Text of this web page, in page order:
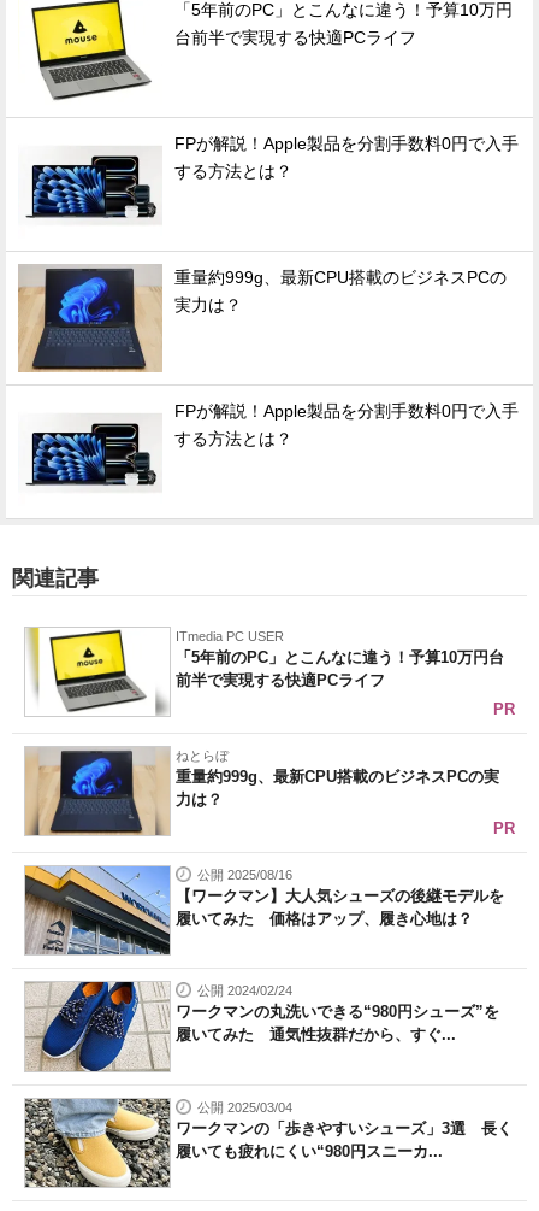
「5年前のPC」とこんなに違う！予算10万円
台前半で実現する快適PCライフ
FPが解説！Apple製品を分割手数料0円で入手
する方法とは？
重量約999g、最新CPU搭載のビジネスPCの
実力は？
FPが解説！Apple製品を分割手数料0円で入手
する方法とは？
関連記事
ITmedia PC USER
「5年前のPC」とこんなに違う！予算10万円台
前半で実現する快適PCライフ
PR
ねとらぼ
重量約999g、最新CPU搭載のビジネスPCの実
力は？
PR
公開 2025/08/16
【ワークマン】大人気シューズの後継モデルを
履いてみた 価格はアップ、履き心地は？
公開 2024/02/24
ワークマンの丸洗いできる“980円シューズ”を
履いてみた 通気性抜群だから、すぐ...
公開 2025/03/04
ワークマンの「歩きやすいシューズ」3選 長く
履いても疲れにくい“980円スニーカ...